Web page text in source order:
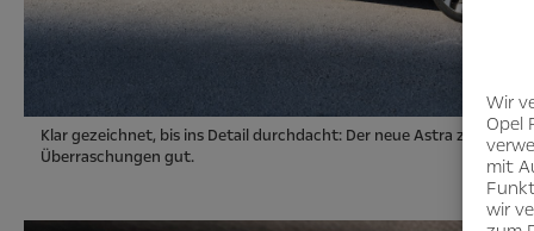
Wir
Opel
mit
wir
Klar gezeichnet, bis ins Detail durchdacht: Der neue Astra zeigt
Überraschungen gut.